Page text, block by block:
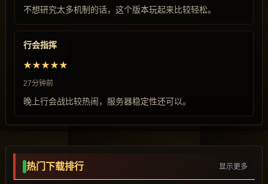
不想研究太多机制的话，这个版本玩起来比较轻松。
行会指挥
★★★★★
27分钟前
晚上行会战比较热闹，服务器稳定性还可以。
热门下载排行 显示更多